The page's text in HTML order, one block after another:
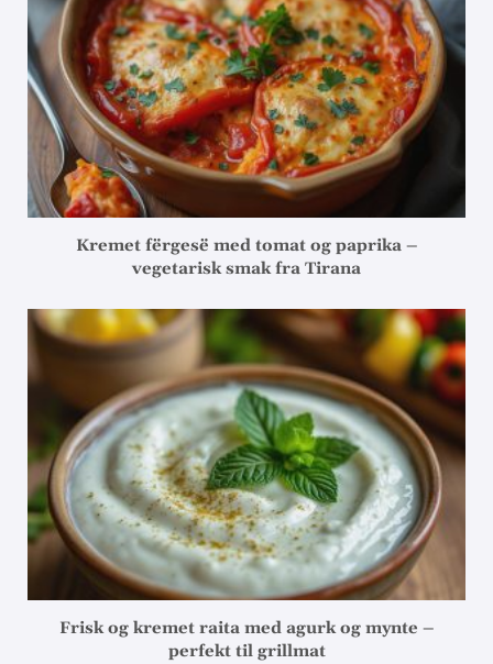
Kremet fërgesë med tomat og paprika –
vegetarisk smak fra Tirana
Frisk og kremet raita med agurk og mynte –
perfekt til grillmat